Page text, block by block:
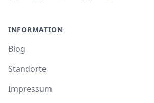
INFORMATION
Blog
Standorte
Impressum